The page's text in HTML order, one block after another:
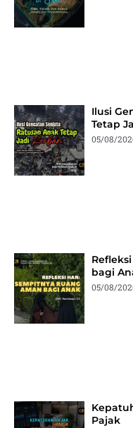
Ilusi
Tetap
05/08/
bagi
05/08/
Pajak